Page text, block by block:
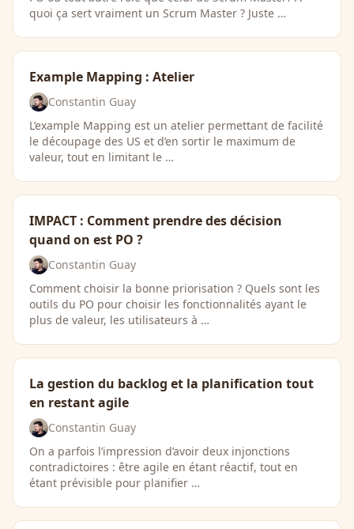
quoi ça sert vraiment un Scrum Master ? Juste …
Example Mapping : Atelier
Constantin Guay
L’example Mapping est un atelier permettant de facilité
le découpage des US et d’en sortir le maximum de
valeur, tout en limitant le …
IMPACT : Comment prendre des décision
quand on est PO ?
Constantin Guay
Comment choisir la bonne priorisation ? Quels sont les
outils du PO pour choisir les fonctionnalités ayant le
plus de valeur, les utilisateurs à …
La gestion du backlog et la planification tout
en restant agile
Constantin Guay
On a parfois l’impression d’avoir deux injonctions
contradictoires : être agile en étant réactif, tout en
étant prévisible pour planifier …